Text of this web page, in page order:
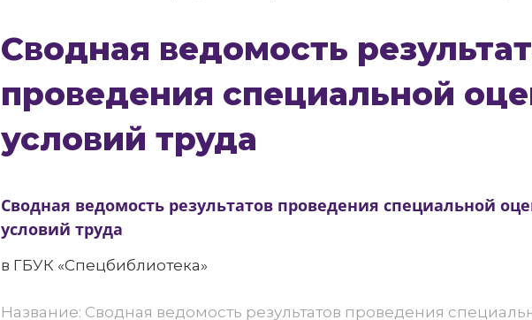
Сводная ведомость результатов
проведения специальной
условий труда
Сводная ведомость результатов проведения специальной
условий труда
в ГБУК «Спецбиблиотека»
Название: Сводная ведомость результатов проведения